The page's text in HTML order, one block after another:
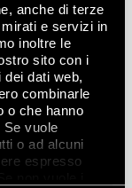
anche di terze
e servizi in
inoltre le
sito con i
dati web,
combinarle
o che hanno
vuole
o ad alcuni
espresso